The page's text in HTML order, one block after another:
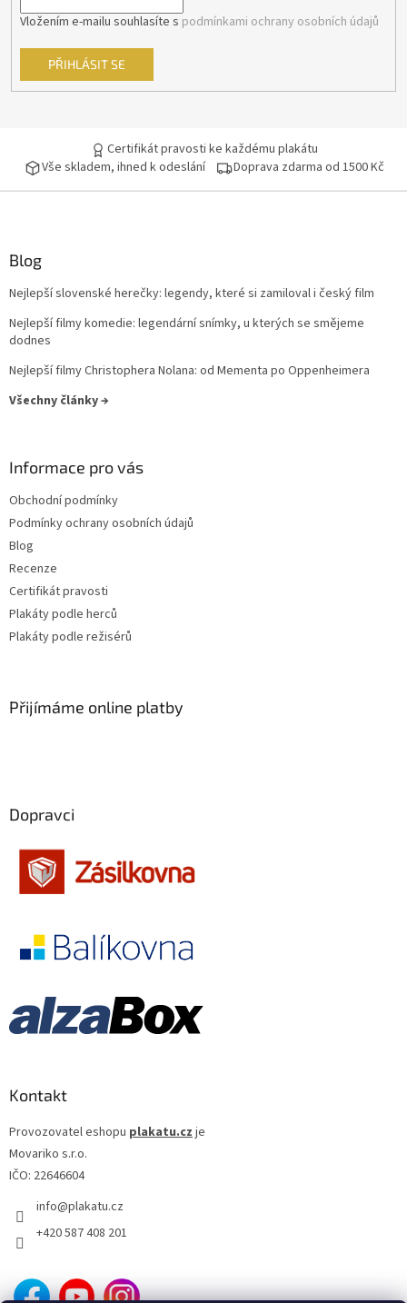
Vložením e-mailu souhlasíte s podmínkami ochrany osobních údajů
PŘIHLÁSIT SE
Certifikát pravosti ke každému plakátu
Vše skladem, ihned k odeslání
Doprava zdarma od 1500 Kč
Blog
Nejlepší slovenské herečky: legendy, které si zamiloval i český film
Nejlepší filmy komedie: legendární snímky, u kterých se smějeme
dodnes
Nejlepší filmy Christophera Nolana: od Mementa po Oppenheimera
Všechny články →
Informace pro vás
Obchodní podmínky
Podmínky ochrany osobních údajů
Blog
Recenze
Certifikát pravosti
Plakáty podle herců
Plakáty podle režisérů
Přijímáme online platby
Dopravci
Kontakt
Provozovatel eshopu plakatu.czje
Movariko s.r.o.
IČO: 22646604
info@plakatu.cz
+420 587 408 201